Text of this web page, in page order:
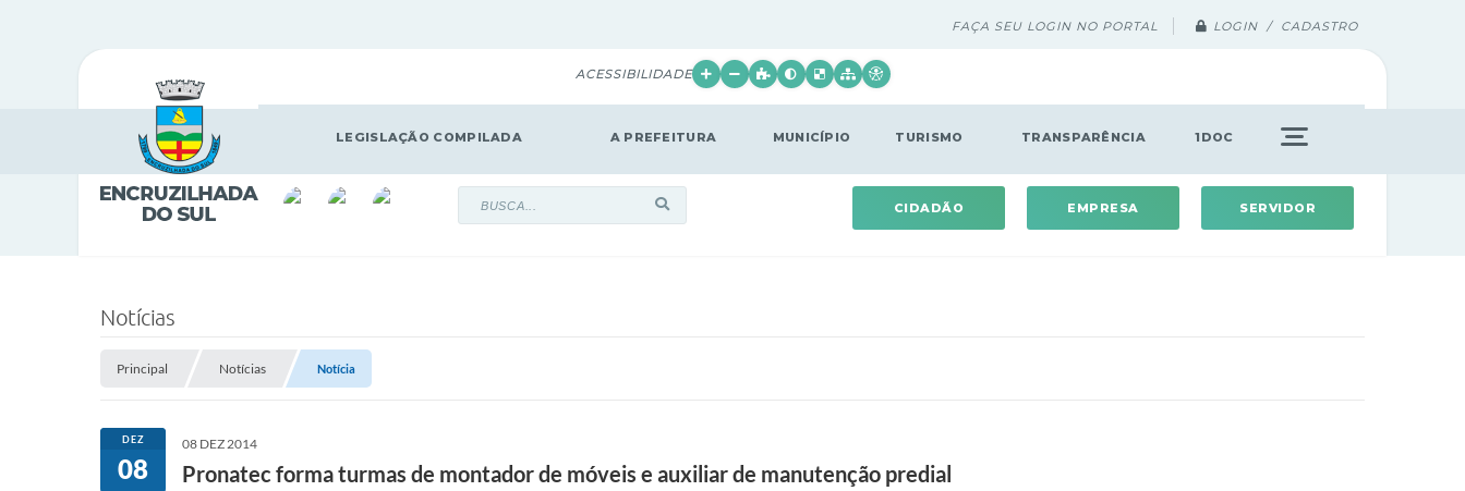
FAÇA SEU LOGIN NO PORTAL LOGIN / CADASTRO
ACESSIBILIDADE
LEGISLAÇÃO COMPILADA A PREFEITURA MUNICÍPIO TURISMO TRANSPARÊNCIA 1DOC
CIDADÃO EMPRESA SERVIDOR
Notícias
Principal Notícias Notícia
DEZ
08
08 DEZ 2014
Pronatec forma turmas de montador de móveis e auxiliar de manutenção predial